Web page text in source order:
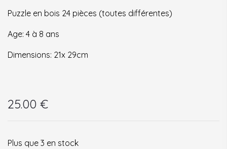
Puzzle en bois 24 pièces (toutes différentes)
Age: 4 à 8 ans
Dimensions: 21x 29cm
25.00 €
Plus que 3 en stock